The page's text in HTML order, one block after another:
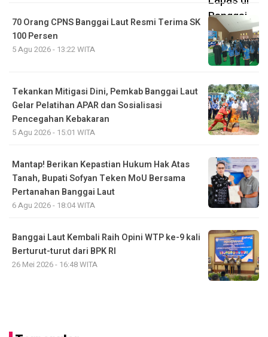
70 Orang CPNS Banggai Laut Resmi Terima SK
100 Persen
5 Agu 2026 - 13:22 WITA
Tekankan Mitigasi Dini, Pemkab Banggai Laut
Gelar Pelatihan APAR dan Sosialisasi
Pencegahan Kebakaran
5 Agu 2026 - 15:01 WITA
Mantap! Berikan Kepastian Hukum Hak Atas
Tanah, Bupati Sofyan Teken MoU Bersama
Pertanahan Banggai Laut
6 Agu 2026 - 18:04 WITA
Banggai Laut Kembali Raih Opini WTP ke-9 kali
Berturut-turut dari BPK RI
26 Mei 2026 - 16:48 WITA